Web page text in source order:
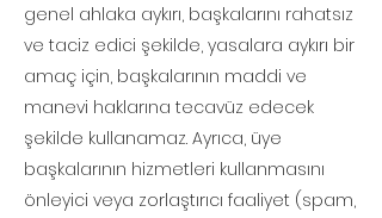
genel ahlaka aykırı, başkalarını rahatsız
ve taciz edici şekilde, yasalara aykırı bir
amaç için, başkalarının maddi ve
manevi haklarına tecavüz edecek
şekilde kullanamaz. Ayrıca, üye
başkalarının hizmetleri kullanmasını
önleyici veya zorlaştırıcı faaliyet (spam,